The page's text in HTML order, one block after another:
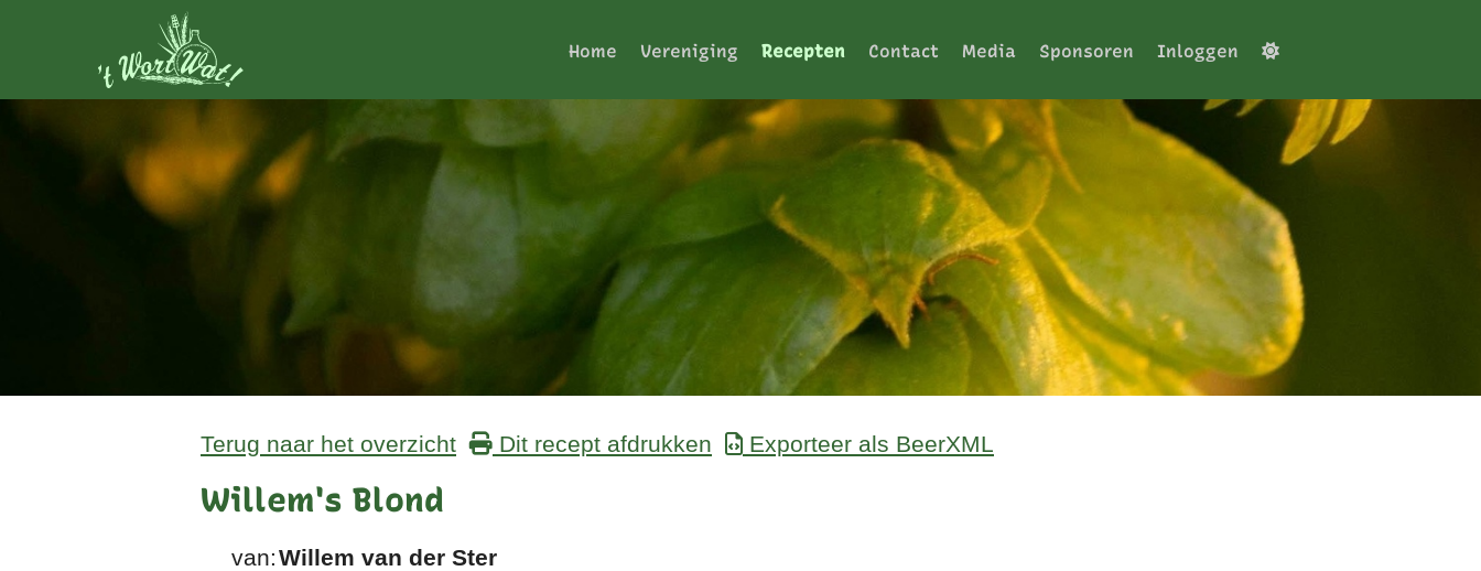
Terug naar het overzicht Dit recept afdrukken Exporteer als BeerXML
Willem's Blond
van:Willem van der Ster
Home Vereniging Recepten Contact Media Sponsoren Inloggen